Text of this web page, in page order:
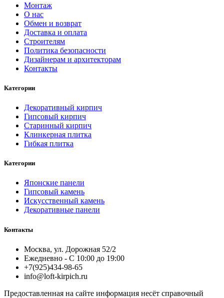
Монтаж
О нас
Обмен и возврат
Доставка и оплата
Строителям
Политика безопасности
Дизайнерам и архитекторам
Контакты
Категории
Декоративный кирпич
Гипсовый кирпич
Старинный кирпич
Клинкерная плитка
Гибкая плитка
Категории
Японские панели
Гипсовый камень
Искусственный камень
Декоративные панели
Контакты
Москва, ул. Дорожная 52/2
Ежедневно - С 10:00 до 19:00
+7(925)434-98-65
info@loft-kirpich.ru
Предоставленная на сайте информация несёт справочный